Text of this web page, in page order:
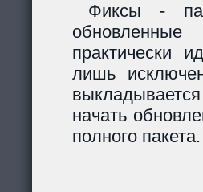
Фиксы -
практически
лишь
начать
полного пакета.